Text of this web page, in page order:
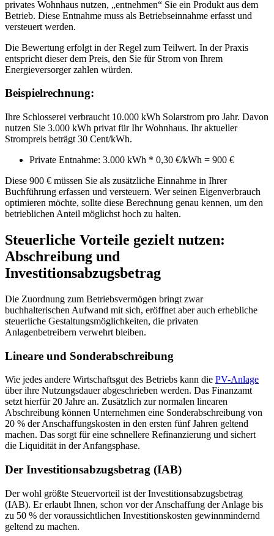
privates Wohnhaus nutzen, „entnehmen“ Sie ein Produkt aus dem
Betrieb. Diese Entnahme muss als Betriebseinnahme erfasst und
versteuert werden.
Die Bewertung erfolgt in der Regel zum Teilwert. In der Praxis
entspricht dieser dem Preis, den Sie für Strom von Ihrem
Energieversorger zahlen würden.
Beispielrechnung:
Ihre Schlosserei verbraucht 10.000 kWh Solarstrom pro Jahr. Davon
nutzen Sie 3.000 kWh privat für Ihr Wohnhaus. Ihr aktueller
Strompreis beträgt 30 Cent/kWh.
Private Entnahme: 3.000 kWh * 0,30 €/kWh = 900 €
Diese 900 € müssen Sie als zusätzliche Einnahme in Ihrer
Buchführung erfassen und versteuern. Wer seinen Eigenverbrauch
optimieren möchte, sollte diese Berechnung genau kennen, um den
betrieblichen Anteil möglichst hoch zu halten.
Steuerliche Vorteile gezielt nutzen:
Abschreibung und
Investitionsabzugsbetrag
Die Zuordnung zum Betriebsvermögen bringt zwar
buchhalterischen Aufwand mit sich, eröffnet aber auch erhebliche
steuerliche Gestaltungsmöglichkeiten, die privaten
Anlagenbetreibern verwehrt bleiben.
Lineare und Sonderabschreibung
Wie jedes andere Wirtschaftsgut des Betriebs kann die PV-Anlage
über ihre Nutzungsdauer abgeschrieben werden. Das Finanzamt
setzt hierfür 20 Jahre an. Zusätzlich zur normalen linearen
Abschreibung können Unternehmen eine Sonderabschreibung von
20 % der Anschaffungskosten in den ersten fünf Jahren geltend
machen. Das sorgt für eine schnellere Refinanzierung und sichert
die Liquidität in der Anfangsphase.
Der Investitionsabzugsbetrag (IAB)
Der wohl größte Steuervorteil ist der Investitionsabzugsbetrag
(IAB). Er erlaubt Ihnen, schon vor der Anschaffung der Anlage bis
zu 50 % der voraussichtlichen Investitionskosten gewinnmindernd
geltend zu machen.